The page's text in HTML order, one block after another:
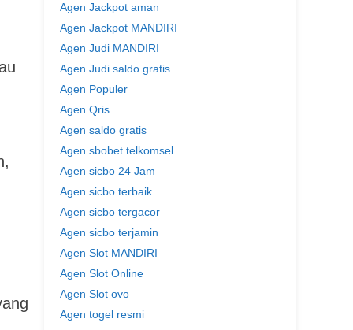
Agen Jackpot aman
Agen Jackpot MANDIRI
Agen Judi MANDIRI
Agen Judi saldo gratis
Agen Populer
Agen Qris
Agen saldo gratis
Agen sbobet telkomsel
Agen sicbo 24 Jam
Agen sicbo terbaik
Agen sicbo tergacor
Agen sicbo terjamin
Agen Slot MANDIRI
Agen Slot Online
Agen Slot ovo
Agen togel resmi